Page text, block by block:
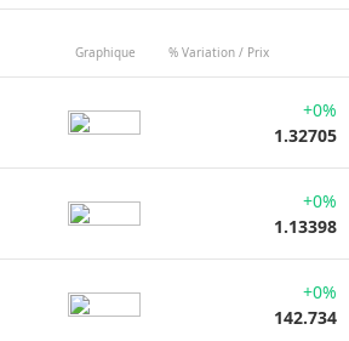
Graphique % Variation / Prix
+0%
1.32705
+0%
1.13398
+0%
142.734